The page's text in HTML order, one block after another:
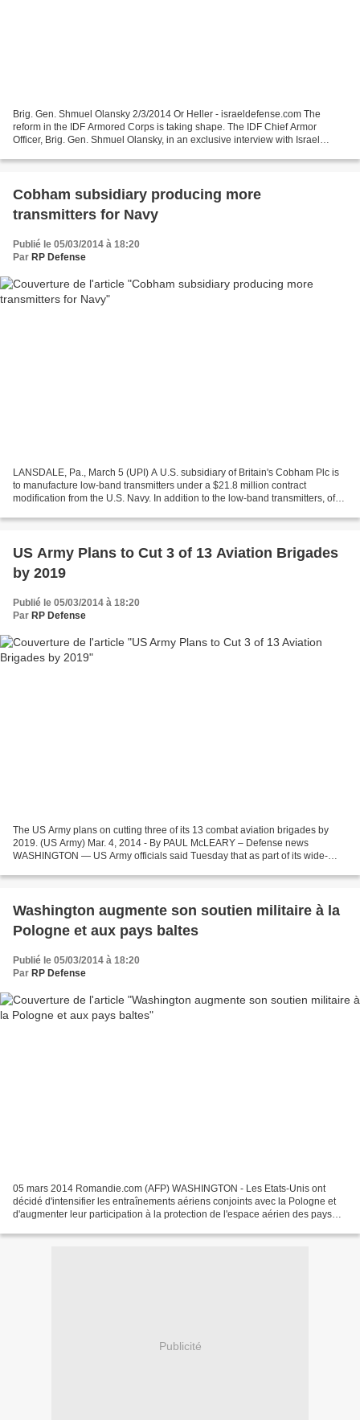
Brig. Gen. Shmuel Olansky 2/3/2014 Or Heller - israeldefense.com The
reform in the IDF Armored Corps is taking shape. The IDF Chief Armor
Officer, Brig. Gen. Shmuel Olansky, in an exclusive interview with Israel
Cobham subsidiary producing more
transmitters for Navy
Publié le 05/03/2014 à 18:20
Par RP Defense
LANSDALE, Pa., March 5 (UPI) A U.S. subsidiary of Britain's Cobham Plc is
to manufacture low-band transmitters under a $21.8 million contract
modification from the U.S. Navy. In addition to the low-band transmitters, of
US Army Plans to Cut 3 of 13 Aviation Brigades
by 2019
Publié le 05/03/2014 à 18:20
Par RP Defense
The US Army plans on cutting three of its 13 combat aviation brigades by
2019. (US Army) Mar. 4, 2014 - By PAUL McLEARY – Defense news
WASHINGTON — US Army officials said Tuesday that as part of its wide-
Washington augmente son soutien militaire à la
Pologne et aux pays baltes
Publié le 05/03/2014 à 18:20
Par RP Defense
05 mars 2014 Romandie.com (AFP) WASHINGTON - Les Etats-Unis ont
décidé d'intensifier les entraînements aériens conjoints avec la Pologne et
d'augmenter leur participation à la protection de l'espace aérien des pays
Publicité